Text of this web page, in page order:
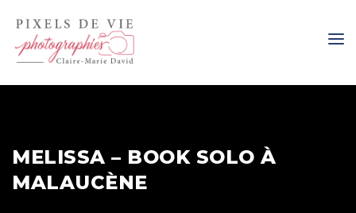
MELISSA – BOOK SOLO À
MALAUCÈNE